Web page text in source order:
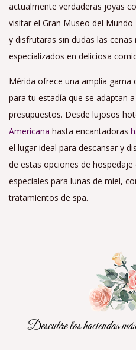
actualmente verdaderas joyas
visitar el Gran Museo del
y disfrutaras sin dudas las
especializados en deliciosa
Mérida ofrece una amplia
para tu estadía que se adaptan
presupuestos. Desde lujosos
Americana hasta encantadoras
el lugar ideal para descansar y
de estas opciones de
especiales para lunas de miel,
tratamientos de spa.
Descubre las haciendas